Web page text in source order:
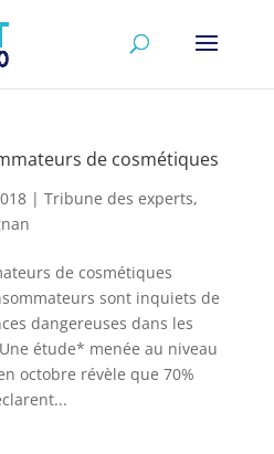
de cosmétiques
| Tribune des experts,
de cosmétiques
sont inquiets de
dangereuses dans les
étude* menée au niveau
octobre révèle que 70%